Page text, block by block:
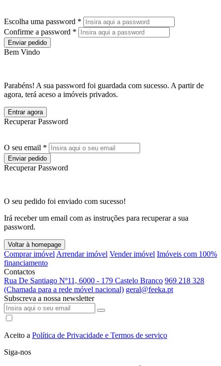
Escolha uma password *
Confirme a password *
Enviar pedido
Bem Vindo
Parabéns! A sua password foi guardada com sucesso. A partir de
agora, terá aceso a imóveis privados.
Entrar agora
Recuperar Password
O seu email *
Enviar pedido
Recuperar Password
O seu pedido foi enviado com sucesso!
Irá receber um email com as instruções para recuperar a sua
password.
Voltar à homepage
Comprar imóvel Arrendar imóvel Vender imóvel Imóveis com 100%
financiamento
Contactos
Rua De Santiago Nº11, 6000 - 179 Castelo Branco 969 218 328
(Chamada para a rede móvel nacional) geral@feeka.pt
Subscreva a nossa newsletter
Aceito a Política de Privacidade e Termos de serviço
Siga-nos